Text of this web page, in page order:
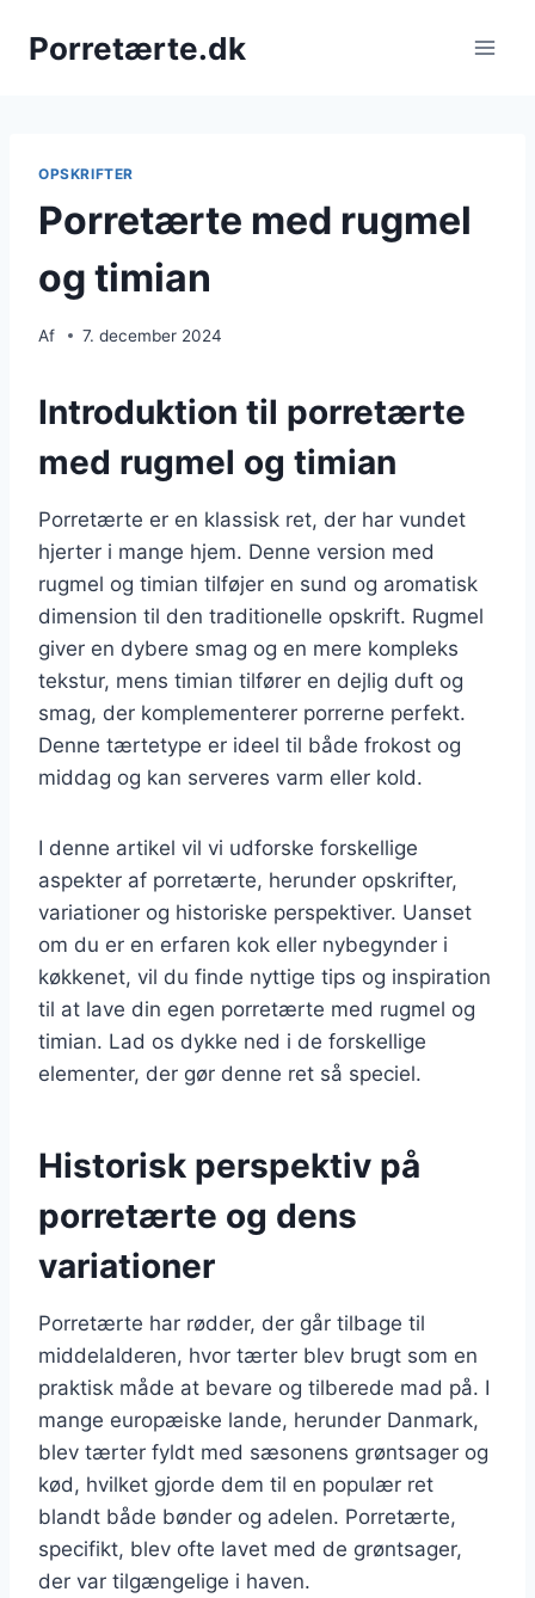
Porretærte.dk
OPSKRIFTER
Porretærte med rugmel
og timian
Af 7. december 2024
Introduktion til porretærte
med rugmel og timian
Porretærte er en klassisk ret, der har vundet
hjerter i mange hjem. Denne version med
rugmel og timian tilføjer en sund og aromatisk
dimension til den traditionelle opskrift. Rugmel
giver en dybere smag og en mere kompleks
tekstur, mens timian tilfører en dejlig duft og
smag, der komplementerer porrerne perfekt.
Denne tærtetype er ideel til både frokost og
middag og kan serveres varm eller kold.
I denne artikel vil vi udforske forskellige
aspekter af porretærte, herunder opskrifter,
variationer og historiske perspektiver. Uanset
om du er en erfaren kok eller nybegynder i
køkkenet, vil du finde nyttige tips og inspiration
til at lave din egen porretærte med rugmel og
timian. Lad os dykke ned i de forskellige
elementer, der gør denne ret så speciel.
Historisk perspektiv på
porretærte og dens
variationer
Porretærte har rødder, der går tilbage til
middelalderen, hvor tærter blev brugt som en
praktisk måde at bevare og tilberede mad på. I
mange europæiske lande, herunder Danmark,
blev tærter fyldt med sæsonens grøntsager og
kød, hvilket gjorde dem til en populær ret
blandt både bønder og adelen. Porretærte,
specifikt, blev ofte lavet med de grøntsager,
der var tilgængelige i haven.